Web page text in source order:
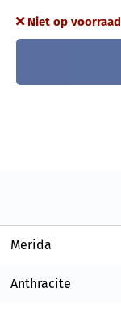
Niet op voorraad
Merida
Anthracite